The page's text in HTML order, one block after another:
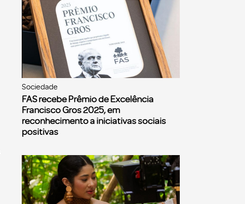
Sociedade
FAS recebe Prêmio de Excelência
Francisco Gros 2025, em
reconhecimento a iniciativas sociais
positivas